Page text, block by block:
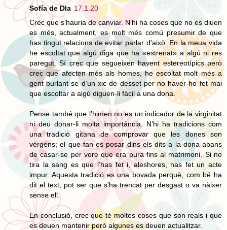
Sofía de DIa 17.1.20
Crec que s’hauria de canviar. N’hi ha coses que no es diuen
es més, actualment, es molt més comú presumir de que
has tingut relacions de evitar parlar d'això. En la meua vida
he escoltat que algú diga que ha «estrenat» a algú ni res
paregut. Sí crec que segueixen havent estereotípics però
crec que afecten més als homes, he escoltat molt més a
gent burlant-se d’un xic de desset per no haver-ho fet mai
que escoltar a algú diguen-li fàcil a una dona.
Pense també que l’himen no es un indicador de la virginitat
ni deu donar-li molta importància. N’hi ha tradicions com
una tradició gitana de comprovar que les dones son
vèrgens; el que fan es posar dins els dits a la dona abans
de casar-se per vore que era pura fins al matrimoni. Si no
tira la sang es que l’has fet i, aleshores, has fet un acte
impur. Aquesta tradició es una bovada perquè, com bé ha
dit el text, pot ser que s’ha trencat per desgast o va nàixer
sense ell.
En conclusió, crec que té moltes coses que son reals i que
es deuen mantenir però algunes es deuen actualitzar.